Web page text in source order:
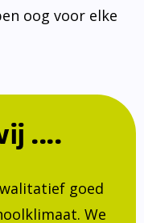
oog voor elke
....
goed
We